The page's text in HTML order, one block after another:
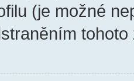
(je možné